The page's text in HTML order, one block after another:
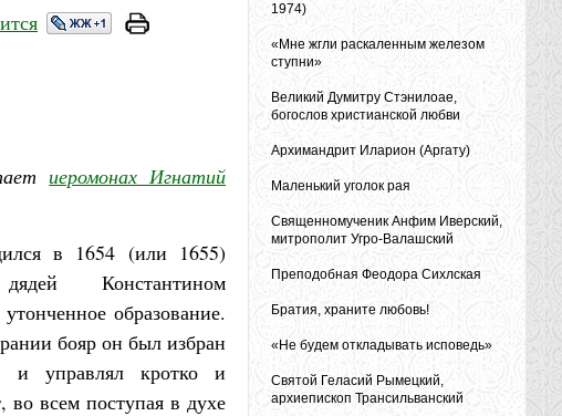
иеромонах Игнатий
в 1654 (или 1655)
Константином
образование.
бояр он был избран
и управлял кротко и
во всем поступая в духе
1974)
«Мне жгли раскаленным железом
ступни»
Великий Думитру Стэнилоае,
богослов христианской любви
Архимандрит Иларион (Аргату)
Маленький уголок рая
Священномученик Анфим Иверский,
митрополит Угро-Валашский
Преподобная Феодора Сихлская
Братия, храните любовь!
«Не будем откладывать исповедь»
Святой Геласий Рымецкий,
архиепископ Трансильванский